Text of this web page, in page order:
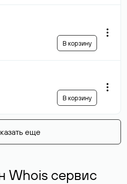
В корзину
В корзину
еще
Whois сервис